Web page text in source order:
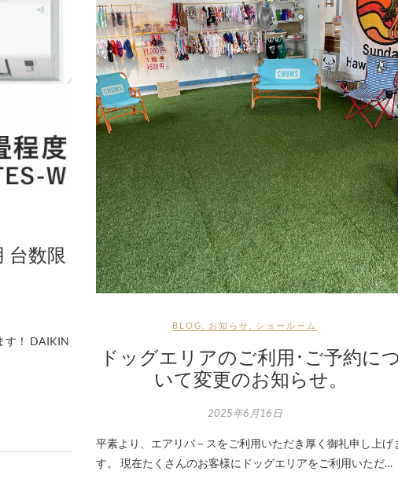
台数限
す！ DAIKIN
BLOG お知らせ ショールーム
ドッグエリアのご利用･ご予約に
いて変更のお知らせ。
2025年6月16日
平素より、エアリバ－スをご利用いただき厚く御礼申し上げ
す。 現在たくさんのお客様にドッグエリアをご利用いただ…